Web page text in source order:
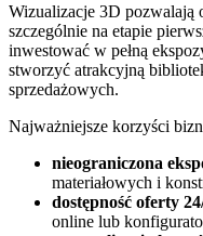
Wizualizacje 3D pozwalają
szczególnie na etapie
inwestować w pełną
stworzyć atrakcyjną
sprzedażowych.
Najważniejsze korzyści
nieograniczona
materiałowych i
dostępność oferty
online lub